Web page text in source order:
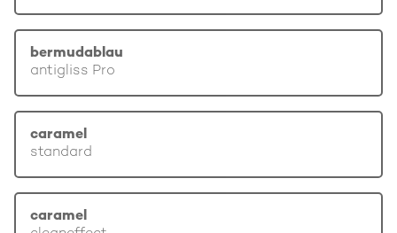
bermudablau
antigliss Pro
caramel
standard
caramel